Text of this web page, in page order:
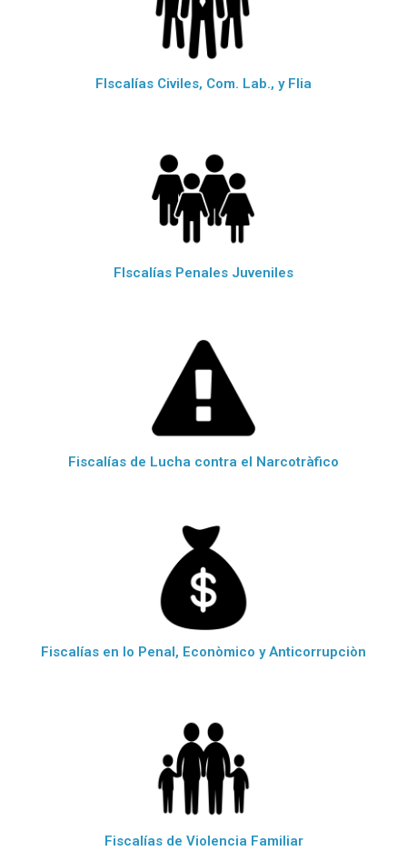
FIscalías Civiles, Com. Lab., y Flia
FIscalías Penales Juveniles
Fiscalías de Lucha contra el Narcotràfico
Fiscalías en lo Penal, Econòmico y Anticorrupciòn
Fiscalías de Violencia Familiar